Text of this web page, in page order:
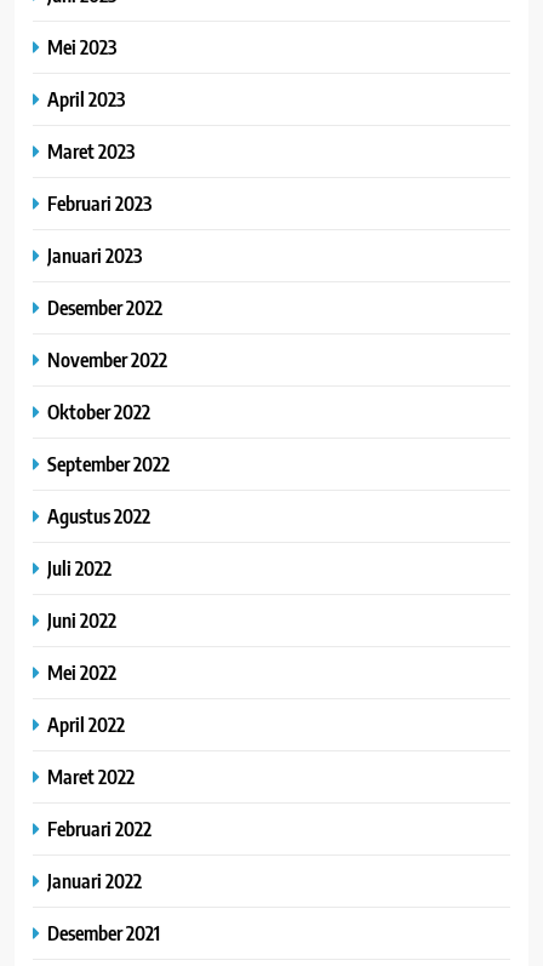
Mei 2023
April 2023
Maret 2023
Februari 2023
Januari 2023
Desember 2022
November 2022
Oktober 2022
September 2022
Agustus 2022
Juli 2022
Juni 2022
Mei 2022
April 2022
Maret 2022
Februari 2022
Januari 2022
Desember 2021